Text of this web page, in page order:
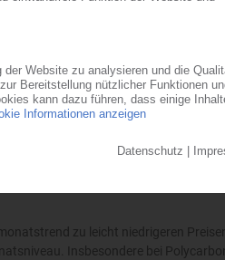
hohe Preisniveau deutlich nach
nur ein erster Anhaltspunkt, die...
zu leicht niedrigeren Preisen
Insbesondere bei